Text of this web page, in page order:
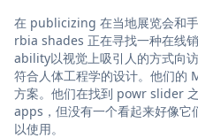
在 publicizing 在当地展览会和
rbia shades 正在寻找一种在线
ability以视觉上吸引人的方式向
符合人体工程学的设计。他们的
方案。他们在找到 powr slider
apps，但没有一个看起来好像它
以使用。